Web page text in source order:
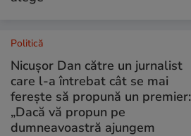
Politică
Nicușor Dan către un jurnalist
care l-a întrebat cât se mai
ferește să propună un premier:
„Dacă vă propun pe
dumneavoastră ajungem